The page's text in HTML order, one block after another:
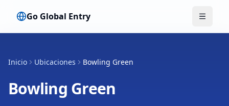
Go Global Entry
Inicio Ubicaciones Bowling Green
Bowling Green